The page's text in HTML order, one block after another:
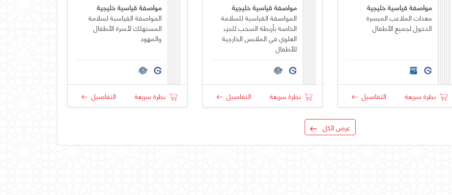
مواصفة قياسية خليجية
معدات الملاعب الميسرة
الدخول لجميع الأطفال
نظرة سريعة التفاصيل
مواصفة قياسية خليجية
المواصفة القياسية للسلامة
الخاصة بأربطة السحب للجزء
العلوي في الملابس الخارجية
للأطفال
نظرة سريعة التفاصيل
مواصفة قياسية خليجية
المواصفة القياسية لسلامة
المستهلك لأسرة الأطفال
والمهود
نظرة سريعة التفاصيل
عرض الكل